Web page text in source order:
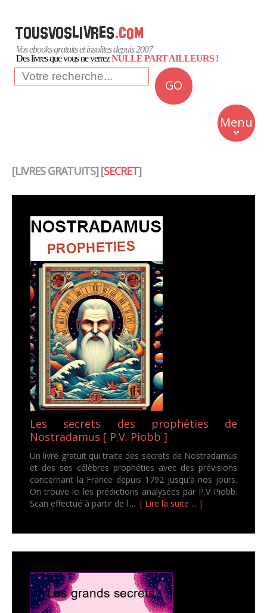
Vos ebooks gratuits et insolites depuis 2007
Des livres que vous ne verrezNULLE PART AILLEURS !
GO
Menu
Insolite
Business
[LIVRES GRATUITS] [SECRET]
Les secrets des prophéties de
Nostradamus [ P.V. Piobb ]
Un livre gratuit qui traite des secrets de Nostradamus
et des ses célèbres prophéties avec des prévisions
concernant la France depuis 1792 jusqu'à nos jours.
On trouve ici les prédictions analysées par P.V Piobb.
Scan effectué à partir de l'... [ Lire la suite ... ]